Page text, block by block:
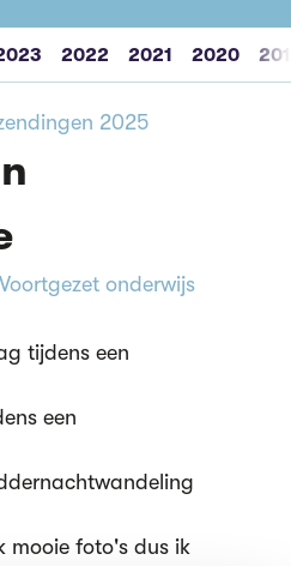
2022 2021 2020
2025
onderwijs
tijdens een
een
mooie foto's dus ik